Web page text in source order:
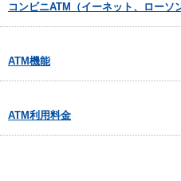
コンビニATM（イーネット、ローソ
ATM機能
ATM利用料金